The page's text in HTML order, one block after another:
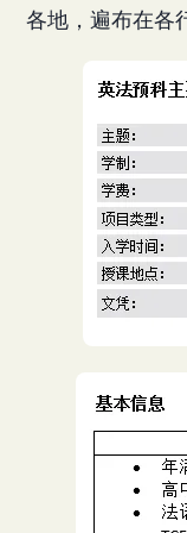
各地，遍布在各